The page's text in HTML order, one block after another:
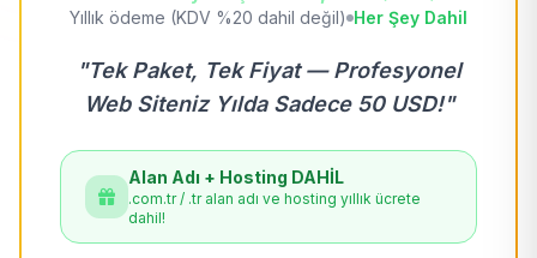
Yıllık ödeme (KDV %20 dahil değil) Her Şey Dahil
"Tek Paket, Tek Fiyat — Profesyonel
Web Siteniz Yılda Sadece 50 USD!"
Alan Adı + Hosting DAHİL
.com.tr / .tr alan adı ve hosting yıllık ücrete
dahil!